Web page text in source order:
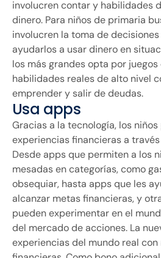
involucren contar y habilidades
dinero. Para niños de primaria
involucren la toma de
ayudarlos a usar dinero en
los más grandes opta por juegos
habilidades reales de alto nivel
emprender y salir de deudas.
Usa apps
Gracias a la tecnología, los
experiencias financieras a
Desde apps que permiten a los
mesadas en categorías, como
obsequiar, hasta apps que les
alcanzar metas financieras, y
pueden experimentar en el
del mercado de acciones. La
experiencias del mundo real